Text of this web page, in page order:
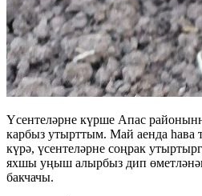
Үсентеләрне күрше Апас
карбыз утырттым. Май аенда
күрә, үсентеләрне соңрак
яхшы уңыш алырбыз дип
бакчачы.